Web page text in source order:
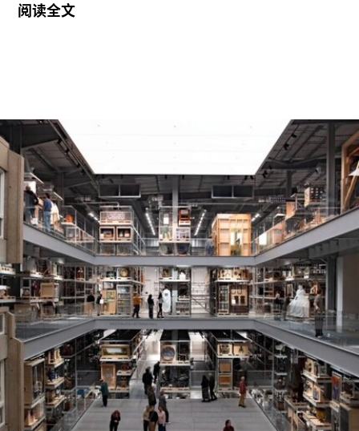
在支持地中海沿岸地区艺术家创作新的影像艺术作
文电影的形式探讨由权力与崩塌塑造的建筑空间。
他的作品将城市空间视为承载着记忆、监视与控制
体系的活体。他常驻巴黎和雅典，其作品曾在纽约
现代艺术博物馆和伦敦当代艺术中心展出。
哈恩·内夫肯基金会是一家专注于影像艺术创作的非
营利组织，致力于扶持新兴及中生代影像艺术家。
基金会主要通过资助和委任创作，在全球范围内支
持影像新作品的创作。
阅读全文